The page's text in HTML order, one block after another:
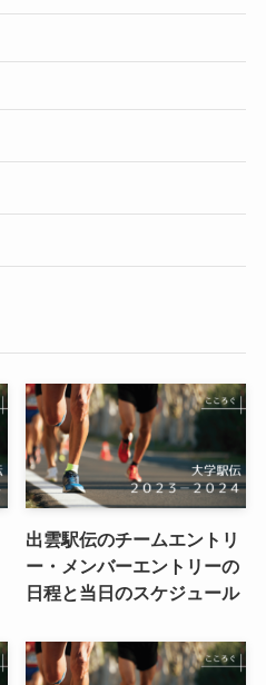
出雲駅伝のチームエントリ
ー・メンバーエントリーの
日程と当日のスケジュール